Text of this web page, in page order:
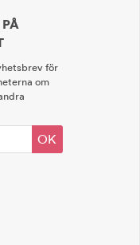
PÅ
för
om
OK